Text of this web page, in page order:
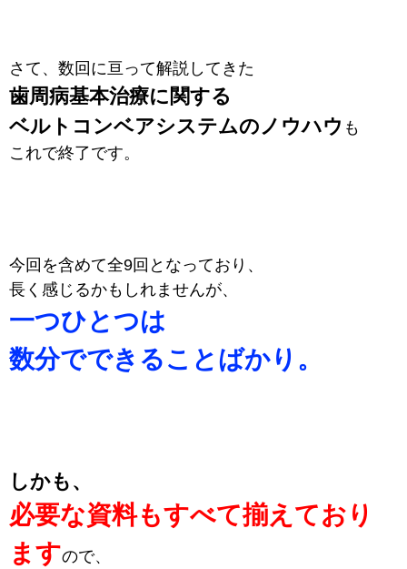
さて、数回に亘って解説してきた
歯周病基本治療に関する
ベルトコンベアシステムのノウハウ も
これで終了です。
今回を含めて全9回となっており、
長く感じるかもしれませんが、
一つひとつは
数分でできることばかり。
しかも、
必要な資料もすべて揃えており
ますので、